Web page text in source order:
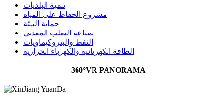
تنمية البلديات
مشروع الحفاظ على المياه
حماية البيئة
صناعة الصلب المعدني
النفط والبتروكيماويات
الطاقة الكهربائية والكهرباء الحرارية
360°VR PANORAMA